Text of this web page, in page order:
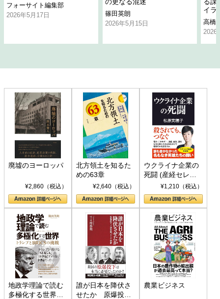
フォーサイト編集部
2026年5月17日
篠田英朗
2026年5月15日
イラ
高橋
2026
廃墟のヨーロッパ
¥2,860（税込）
北方領土を知るた
めの63章
¥2,640（税込）
ウクライナ企業の
死闘 (産経セレク
ト S 039)¥1,210（税込）
地政学理論で読む
多極化する世界：
誰が日本を降伏さ
せたか 原爆投
農業ビジネス